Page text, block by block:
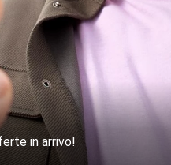
in arrivo!